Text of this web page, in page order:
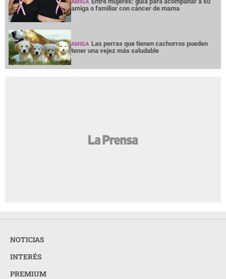
AMIGA
amiga o familiar con cáncer de mama
AMIGA Las perras que tienen cachorros pueden
tener una vejez más saludable
NOTICIAS
INTERÉS
PREMIUM